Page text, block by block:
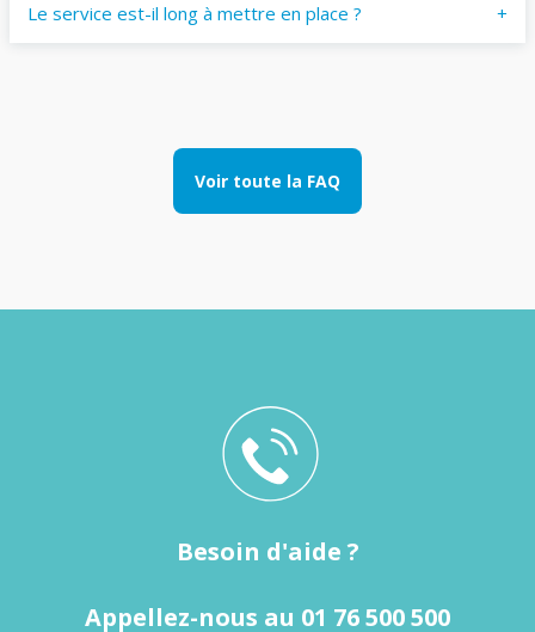
Le service est-il long à mettre en place ?
Voir toute la FAQ
Besoin d'aide ?
Appellez-nous au 01 76 500 500